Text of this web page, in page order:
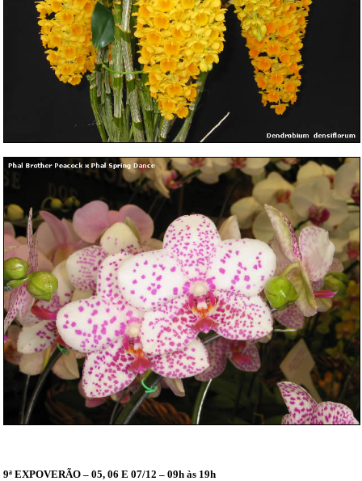
9ª EXPOVERÃO – 05, 06 E 07/12 – 09h às 19h